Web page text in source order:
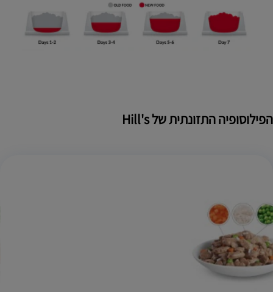
הפילוסופיה התזונתית של Hill's